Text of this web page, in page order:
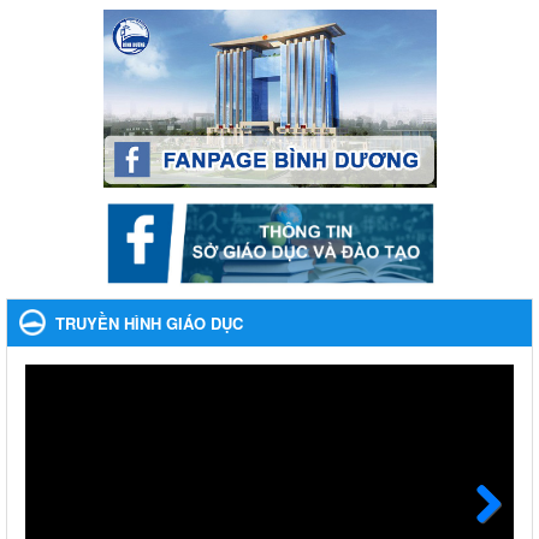
Kế hoạch Tổ chức Hội trại truyền thống học sinh thị xã Bến
Cát Lần thứ VIII, năm học 2023-2024
Kế hoạch Tổ chức Hội trại truyền thống học sinh thị xã Bến Cát
Lần thứ VIII, năm học 2023-2024
Ngày ban hành: 28/12/2023
Phối hợp rà soát nhu cầu tiêm vắc xin phòng Covid 19
Phối hợp rà soát nhu cầu tiêm vắc xin phòng Covid 19
Ngày ban hành: 22/11/2023
Phát động, triển khai Cuộc thi " An toàn giao thông cho nụ
cười ngày mai" dành cho học sinh và giáo viên trung học
năm học 2023-2024
Phát động, triển khai Cuộc thi " An toàn giao thông cho nụ cười
Nhắc nhỡ thực hiện thanh toán không dùng tiền mặt các
khoản thu trong nhà trường năm học 2023-2024 và các năm
TRUYỀN HÌNH GIÁO DỤC